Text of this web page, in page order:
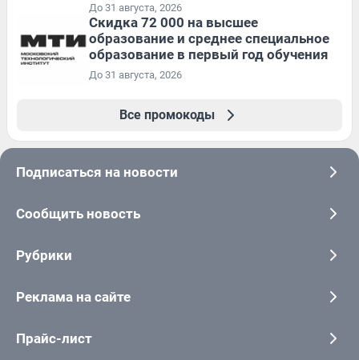
До 31 августа, 2026
Скидка 72 000 на высшее
образование и среднее специальное
образование в первый год обучения
До 31 августа, 2026
Все промокоды
Подписаться на новости
Сообщить новость
Рубрики
Реклама на сайте
Прайс-лист